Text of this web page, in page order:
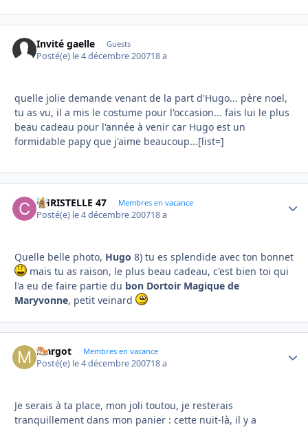
Invité gaelle Guests
Posté(e) le 4 décembre 200718 a
quelle jolie demande venant de la part d'Hugo... père noel,
tu as vu, il a mis le costume pour l'occasion... fais lui le plus
beau cadeau pour l'année à venir car Hugo est un
formidable papy que j'aime beaucoup...[list=]
CHRISTELLE 47 Membres en vacance
Posté(e) le 4 décembre 200718 a
Quelle belle photo, Hugo 8) tu es splendide avec ton bonnet
mais tu as raison, le plus beau cadeau, c'est bien toi qui
l'a eu de faire partie du bon Dortoir Magique de
Maryvonne, petit veinard
Margot Membres en vacance
Posté(e) le 4 décembre 200718 a
Je serais à ta place, mon joli toutou, je resterais
tranquillement dans mon panier : cette nuit-là, il y a